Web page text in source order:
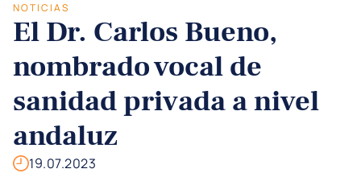
NOTICIAS
El Dr. Carlos Bueno,
nombrado vocal de
sanidad privada a nivel
andaluz
19.07.2023